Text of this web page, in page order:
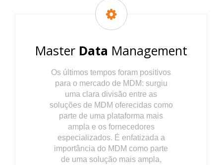
Master Data Management
Os últimos tempos foram positivos
para o mercado de MDM: surgiu
uma clara divisão entre as
soluções de MDM oferecidas como
parte de uma plataforma mais
ampla e os fornecedores
especializados. É enfatizada a
importância do MDM como parte
de uma solução mais ampla,